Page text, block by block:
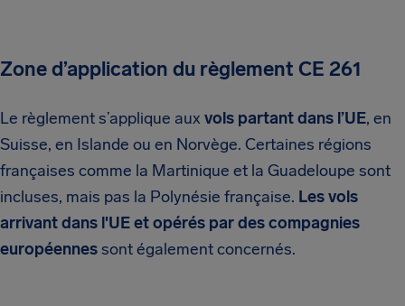
Zone d’application du règlement CE 261
Le règlement s’applique aux vols partant dans l’UE, en
Suisse, en Islande ou en Norvège. Certaines régions
françaises comme la Martinique et la Guadeloupe sont
incluses, mais pas la Polynésie française. Les vols
arrivant dans l'UE et opérés par des compagnies
européennessont également concernés.